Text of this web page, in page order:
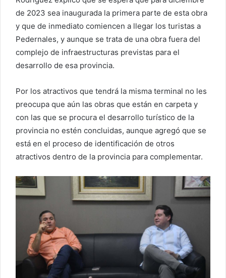
de 2023 sea inaugurada la primera parte de esta obra
y que de inmediato comiencen a llegar los turistas a
Pedernales, y aunque se trata de una obra fuera del
complejo de infraestructuras previstas para el
desarrollo de esa provincia.
Por los atractivos que tendrá la misma terminal no les
preocupa que aún las obras que están en carpeta y
con las que se procura el desarrollo turístico de la
provincia no estén concluidas, aunque agregó que se
está en el proceso de identificación de otros
atractivos dentro de la provincia para complementar.